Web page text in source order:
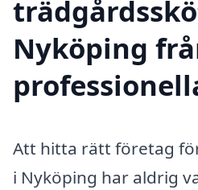
Nyköping
Att hitta rätt företag
i Nyköping har aldrig